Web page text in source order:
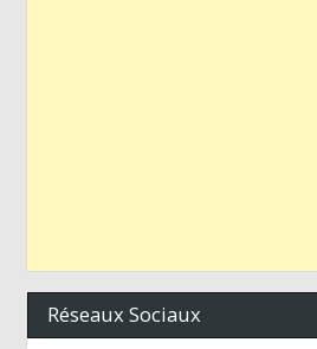
Réseaux Sociaux